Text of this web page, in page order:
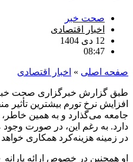
صحت خبر
اخبار اقتصادی
12 دی 1404
08:47
صفحه اصلی » اخبار اقتصادی
طبق گزارش خبرگزاری صحت
افزایش نرخ تورم بیشترین تأثیر
جامعه می‌گذارد و به همین خاطر،
دارد. به رغم این، در صورت وجود
در زمینه هزینه‌کرد همکاری